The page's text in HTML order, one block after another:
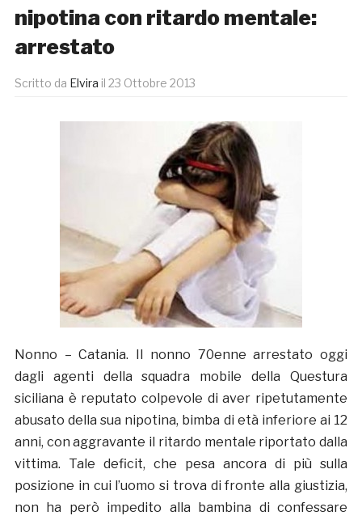
nipotina con ritardo mentale:
arrestato
Scritto da Elvira il 23 Ottobre 2013
Nonno – Catania. Il nonno 70enne arrestato oggi
dagli agenti della squadra mobile della Questura
siciliana è reputato colpevole di aver ripetutamente
abusato della sua nipotina, bimba di età inferiore ai 12
anni, con aggravante il ritardo mentale riportato dalla
vittima. Tale deficit, che pesa ancora di più sulla
posizione in cui l’uomo si trova di fronte alla giustizia,
non ha però impedito alla bambina di confessare